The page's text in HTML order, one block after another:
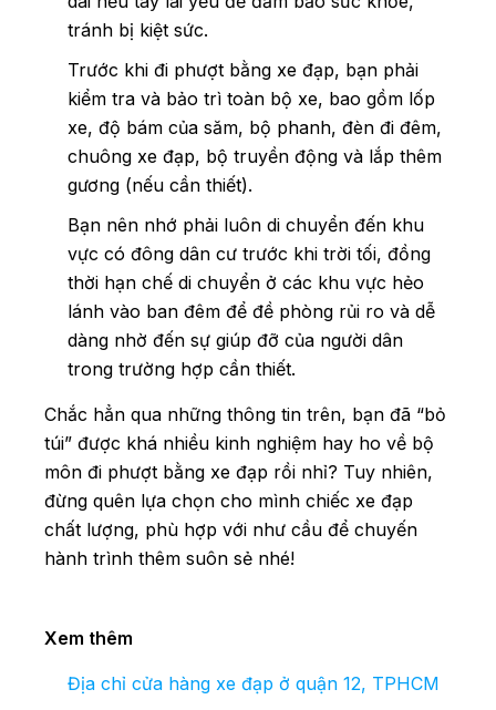
tránh bị kiệt sức.
Trước khi đi phượt bằng xe đạp, bạn phải
kiểm tra và bảo trì toàn bộ xe, bao gồm lốp
xe, độ bám của săm, bộ phanh, đèn đi đêm,
chuông xe đạp, bộ truyền động và lắp thêm
gương (nếu cần thiết).
Bạn nên nhớ phải luôn di chuyển đến khu
vực có đông dân cư trước khi trời tối, đồng
thời hạn chế di chuyển ở các khu vực hẻo
lánh vào ban đêm để đề phòng rủi ro và dễ
dàng nhờ đến sự giúp đỡ của người dân
trong trường hợp cần thiết.
Chắc hẳn qua những thông tin trên, bạn đã “bỏ
túi” được khá nhiều kinh nghiệm hay ho về bộ
môn đi phượt bằng xe đạp rồi nhỉ? Tuy nhiên,
đừng quên lựa chọn cho mình chiếc xe đạp
chất lượng, phù hợp với như cầu để chuyến
hành trình thêm suôn sẻ nhé!
Xem thêm
Địa chỉ cửa hàng xe đạp ở quận 12, TPHCM